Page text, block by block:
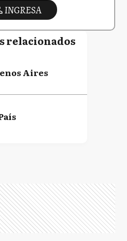
INGRESA
relacionados
Aires